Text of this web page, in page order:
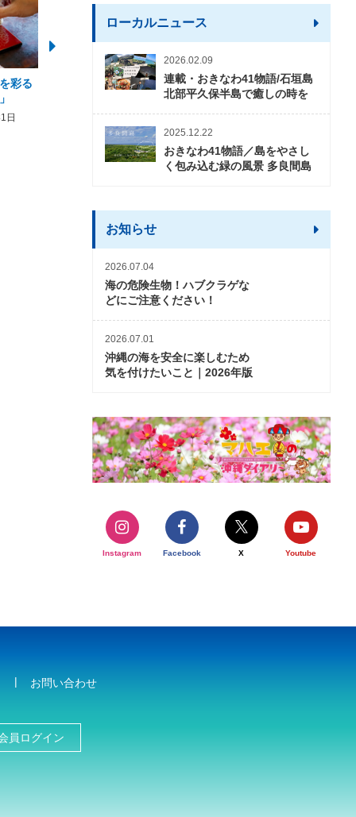
彩る
日
2026年度 かりゆしビーチ営業
期間および営業時間のお知らせ
2026年3月5日〜2026年10月31日
【期間限定】オーシャ
開催について
2026年3月20日〜2026年11
ローカルニュース
2026.02.09
連載・おきなわ41物語/石垣島
北部平久保半島で癒しの時を
2025.12.22
おきなわ41物語／島をやさし
く包み込む緑の風景 多良間島
お知らせ
2026.07.04
海の危険生物！ハブクラゲな
どにご注意ください！
2026.07.01
沖縄の海を安全に楽しむため
気を付けたいこと｜2026年版
Instagram Facebook X Youtube
お問い合わせ
員ログイン